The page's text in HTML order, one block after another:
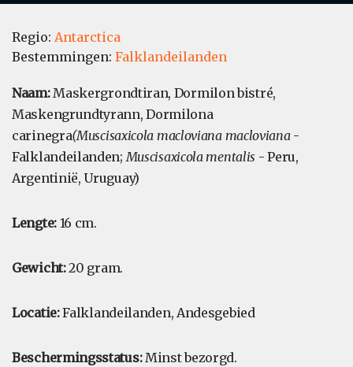
Regio: Antarctica
Bestemmingen: Falklandeilanden
Naam:Maskergrondtiran, Dormilon bistré,
Maskengrundtyrann, Dormilona
carinegra(Muscisaxicola macloviana macloviana-
Falklandeilanden;Muscisaxicola mentalis - Peru,
Argentinië, Uruguay)
Lengte:16 cm.
Gewicht:20 gram.
Locatie:Falklandeilanden, Andesgebied
Beschermingsstatus:Minst bezorgd.